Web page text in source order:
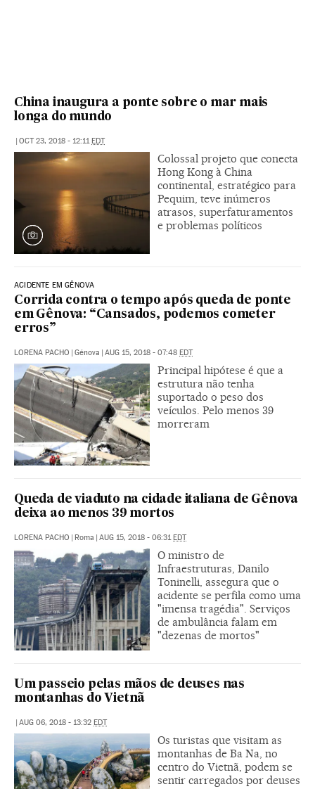
China inaugura a ponte sobre o mar mais
longa do mundo
OCT 23, 2018 - 12:11 EDT
Colossal projeto que conecta
Hong Kong à China
continental, estratégico para
Pequim, teve inúmeros
atrasos, superfaturamentos
e problemas políticos
ACIDENTE EM GÊNOVA
Corrida contra o tempo após queda de ponte
em Gênova: “Cansados, podemos cometer
erros”
LORENA PACHO Génova AUG 15, 2018 - 07:48 EDT
Principal hipótese é que a
estrutura não tenha
suportado o peso dos
veículos. Pelo menos 39
morreram
Queda de viaduto na cidade italiana de Gênova
deixa ao menos 39 mortos
LORENA PACHO | Roma | AUG 15, 2018 - 06:31EDT
O ministro de
Infraestruturas, Danilo
Toninelli, assegura que o
acidente se perfila como uma
"imensa tragédia". Serviços
de ambulância falam em
"dezenas de mortos"
Um passeio pelas mãos de deuses nas
montanhas do Vietnã
| AUG 06, 2018 - 13:32 EDT
Os turistas que visitam as
montanhas de Ba Na, no
centro do Vietnã, podem se
sentir carregados por deuses